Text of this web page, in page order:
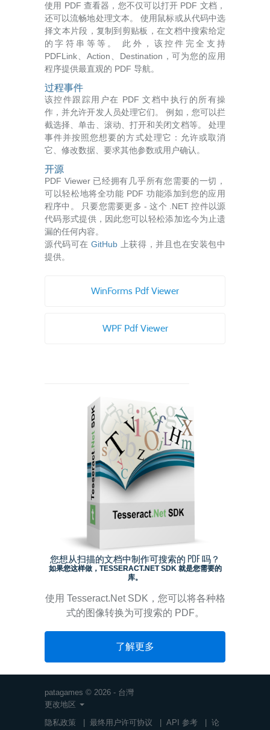
使用 PDF 查看器，您不仅可以打开 PDF 文档，
还可以流畅地处理文本。 使用鼠标或从代码中选
择文本片段，复制到剪贴板，在文档中搜索给定
的字符串等等。 此外，该控件完全支持
PDFLink、Action、Destination，可为您的应用
程序提供最直观的 PDF 导航。
过程事件
该控件跟踪用户在 PDF 文档中执行的所有操
作，并允许开发人员处理它们。 例如，您可以拦
截选择、单击、滚动、打开和关闭文档等。 处理
事件并按照您想要的方式处理它：允许或取消
它、修改数据、要求其他参数或用户确认。
开源
PDF Viewer 已经拥有几乎所有您需要的一切，
可以轻松地将全功能 PDF 功能添加到您的应用
程序中。 只要您需要更多 - 这个 .NET 控件以源
代码形式提供，因此您可以轻松添加迄今为止遗
漏的任何内容。
源代码可在GitHub 上获得，并且也在安装包中
提供。
WinForms Pdf Viewer
WPF Pdf Viewer
您想从扫描的文档中制作可搜索的 PDF 吗？
如果您这样做，TESSERACT.NET SDK 就是您需要的
库。
使用 Tesseract.Net SDK，您可以将各种格
式的图像转换为可搜索的 PDF。
了解更多
patagames © 2026 - 台灣
更改地区
隐私政策 | 最终用户许可协议 | API 参考 | 论